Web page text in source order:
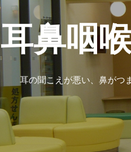
耳鼻咽
耳の聞こえが悪い、鼻がつ